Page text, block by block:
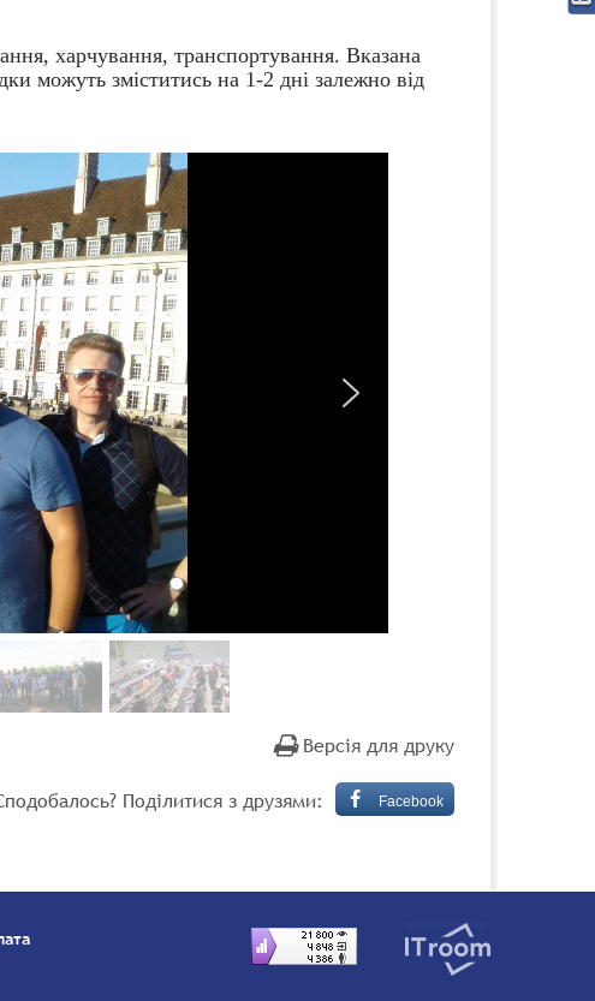
харчування, транспортування. Вказана
можуть зміститись на 1-2 дні залежно від
Версія для друку
Поділитися з друзями: Facebook